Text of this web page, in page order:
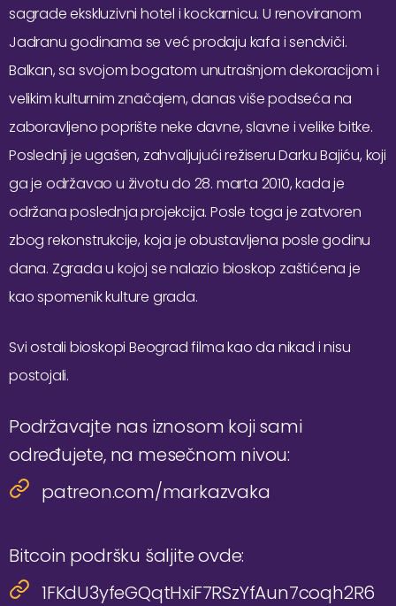
sagrade ekskluzivni hotel i kockarnicu. U renoviranom
Jadranu godinama se već prodaju kafa i sendviči.
Balkan, sa svojom bogatom unutrašnjom dekoracijom i
velikim kulturnim značajem, danas više podseća na
zaboravljeno poprište neke davne, slavne i velike bitke.
Poslednji je ugašen, zahvaljujući režiseru Darku Bajiću, koji
ga je održavao u životu do 28. marta 2010, kada je
održana poslednja projekcija. Posle toga je zatvoren
zbog rekonstrukcije, koja je obustavljena posle godinu
dana. Zgrada u kojoj se nalazio bioskop zaštićena je
kao spomenik kulture grada.
Svi ostali bioskopi Beograd filma kao da nikad i nisu
postojali.
Podržavajte nas iznosom koji sami
određujete, na mesečnom nivou:
patreon.com/markazvaka
Bitcoin podršku šaljite ovde:
1FKdU3yfeGQqtHxiF7RSzYfAun7coqh2R6